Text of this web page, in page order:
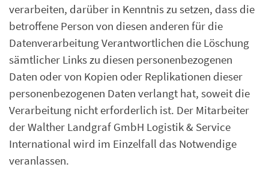
verarbeiten, darüber in Kenntnis zu setzen, dass die
betroffene Person von diesen anderen für die
Datenverarbeitung Verantwortlichen die Löschung
sämtlicher Links zu diesen personenbezogenen
Daten oder von Kopien oder Replikationen dieser
personenbezogenen Daten verlangt hat, soweit die
Verarbeitung nicht erforderlich ist. Der Mitarbeiter
der Walther Landgraf GmbH Logistik & Service
International wird im Einzelfall das Notwendige
veranlassen.